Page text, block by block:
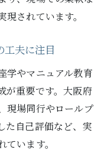
されています。
工夫に注目
学やマニュアル教育
が重要です。大阪府
現場同行やロールプ
た自己評価など、実
います。